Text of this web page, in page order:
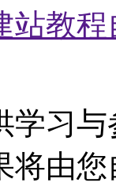
站教
学习
将由